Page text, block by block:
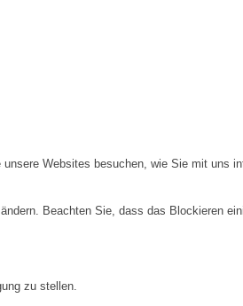
Websites besuchen, wie Sie mit uns
Beachten Sie, dass das Blockieren
zu stellen.